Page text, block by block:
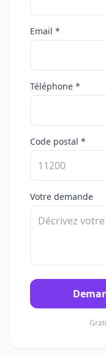
Email *
Téléphone *
Code postal *
Votre demande